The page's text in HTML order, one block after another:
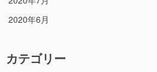
2020年6月
カテゴリー